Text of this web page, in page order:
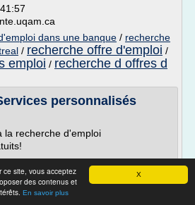
X
ce site, vous acceptez
des contenus et
En savoir plus
dans une banque / recherche
/ recherche offre d'emploi /
emploi / recherche d offres d
personnalisés
la recherche d'emploi
pour vous tout au long de vos